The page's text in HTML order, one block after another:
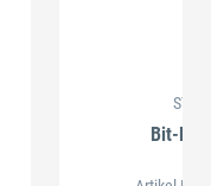
Bit-